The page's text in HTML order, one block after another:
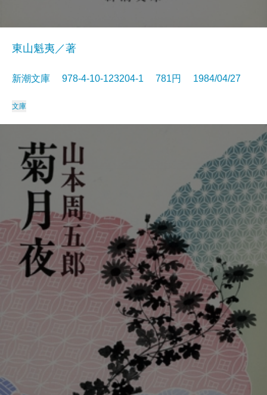
東山魁夷／著
新潮文庫 978-4-10-123204-1 781円 1984/04/27
文庫